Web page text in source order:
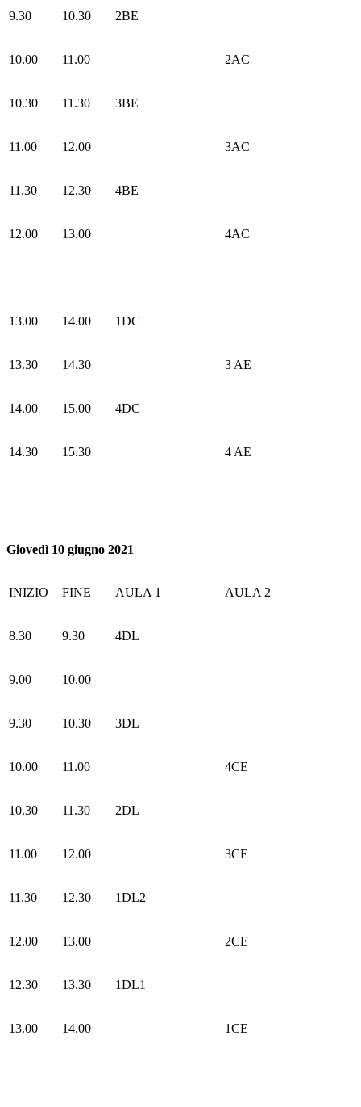
9.30 10.30 2BE
10.00 11.00 2AC
10.30 11.30 3BE
11.00 12.00 3AC
11.30 12.30 4BE
12.00 13.00 4AC
13.00 14.00 1DC
13.30 14.30 3 AE
14.00 15.00 4DC
14.30 15.30 4 AE
Giovedì 10 giugno 2021
INIZIO FINE AULA 1 AULA 2
8.30 9.30 4DL
9.00 10.00
9.30 10.30 3DL
10.00 11.00 4CE
10.30 11.30 2DL
11.00 12.00 3CE
11.30 12.30 1DL2
12.00 13.00 2CE
12.30 13.30 1DL1
13.00 14.00 1CE